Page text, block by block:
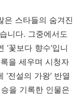
은 스타들의 숨겨진
니다. 그중에서도
‘꽃보다 향수’입니
을 세우며 시청자
‘전설의 가왕’ 반열
을 기록한 인물은